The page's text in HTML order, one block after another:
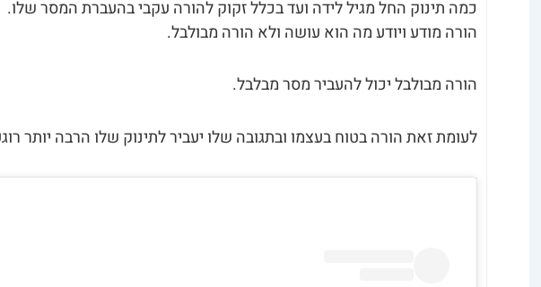
כמה תינוק החל מגיל לידה ועד בכלל זקוק להורה עקבי בהעברת המסר שלו.
הורה מודע ויודע מה הוא עושה ולא הורה מבולבל.
הורה מבולבל יכול להעביר מסר מבלבל.
לעומת זאת הורה בטוח בעצמו ובתגובה שלו יעביר לתינוק שלו הרבה יותר